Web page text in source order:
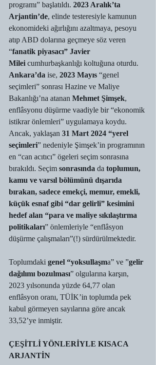
programı” başlatıldı. 2023 Aralık’ta
Arjantin’de, elinde testeresiyle kamunun
ekonomideki ağırlığını azaltmaya, pesoyu
atıp ABD dolarına geçmeye söz veren
“fanatik piyasacı” Javier
Milei cumhurbaşkanlığı koltuğuna oturdu.
Ankara’da ise, 2023 Mayıs “genel
seçimleri” sonrası Hazine ve Maliye
Bakanlığı’na atanan Mehmet Şimşek,
enflâsyonu düşürme vaadiyle bir “ekonomik
istikrar önlemleri” uygulamaya koydu.
Ancak, yaklaşan 31 Mart 2024 “yerel
seçimleri” nedeniyle Şimşek’in programının
en “can acıtıcı” ögeleri seçim sonrasına
bırakıldı. Seçim sonrasında da toplumun,
kamu ve varsıl bölümünü dışarıda
bırakan, sadece emekçi, memur, emekli,
küçük esnaf gibi “dar gelirli” kesimini
hedef alan “para ve maliye sıkılaştırma
politikaları” önlemleriyle “enflâsyon
düşürme çalışmaları”(!) sürdürülmektedir.
Toplumdaki genel “yoksullaşma” ve ”gelir
dağılımı bozulması” olgularına karşın,
2023 yılsonunda yüzde 64,77 olan
enflâsyon oranı, TÜİK’in toplumda pek
kabul görmeyen sayılarına göre ancak
33,52’ye inmiştir.
ÇEŞİTLİ YÖNLERİYLE KISACA
ARJANTİN